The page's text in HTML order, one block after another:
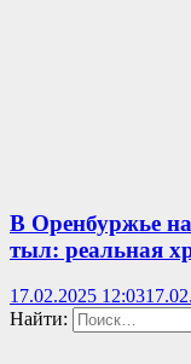
В Оренбуржье
тыл: реальная
17.02.2025 12:03
Найти: